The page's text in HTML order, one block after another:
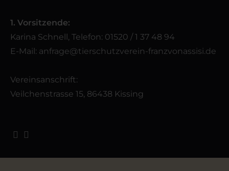
1. Vorsitzende:
Karina Schnell, Telefon: 01520 / 1 37 48 94
E-Mail: anfrage@tierschutzverein-franzvonassisi.de
Vereinsanschrift:
Veilchenstrasse 15, 86438 Kissing